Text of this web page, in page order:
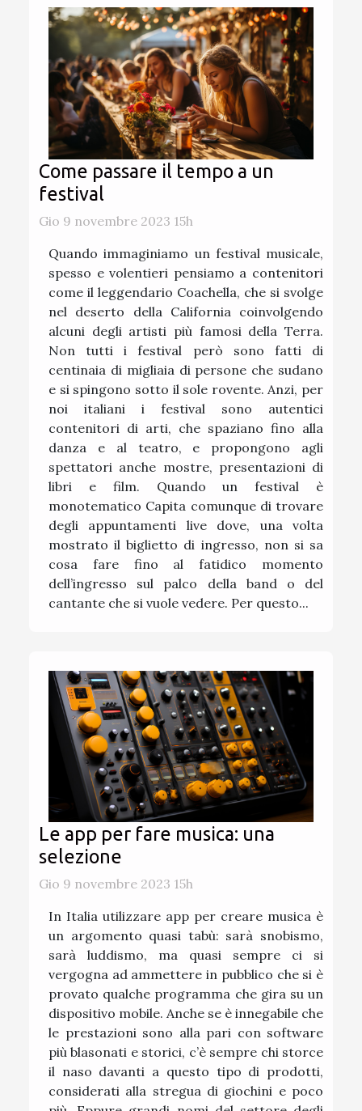
Come passare il tempo a un
festival
Gio 9 novembre 2023 15h
Quando immaginiamo un festival musicale,
spesso e volentieri pensiamo a contenitori
come il leggendario Coachella, che si svolge
nel deserto della California coinvolgendo
alcuni degli artisti più famosi della Terra.
Non tutti i festival però sono fatti di
centinaia di migliaia di persone che sudano
e si spingono sotto il sole rovente. Anzi, per
noi italiani i festival sono autentici
contenitori di arti, che spaziano fino alla
danza e al teatro, e propongono agli
spettatori anche mostre, presentazioni di
libri e film. Quando un festival è
monotematico Capita comunque di trovare
degli appuntamenti live dove, una volta
mostrato il biglietto di ingresso, non si sa
cosa fare fino al fatidico momento
dell’ingresso sul palco della band o del
cantante che si vuole vedere. Per questo...
Le app per fare musica: una
selezione
Gio 9 novembre 2023 15h
In Italia utilizzare app per creare musica è
un argomento quasi tabù: sarà snobismo,
sarà luddismo, ma quasi sempre ci si
vergogna ad ammettere in pubblico che si è
provato qualche programma che gira su un
dispositivo mobile. Anche se è innegabile che
le prestazioni sono alla pari con software
più blasonati e storici, c’è sempre chi storce
il naso davanti a questo tipo di prodotti,
considerati alla stregua di giochini e poco